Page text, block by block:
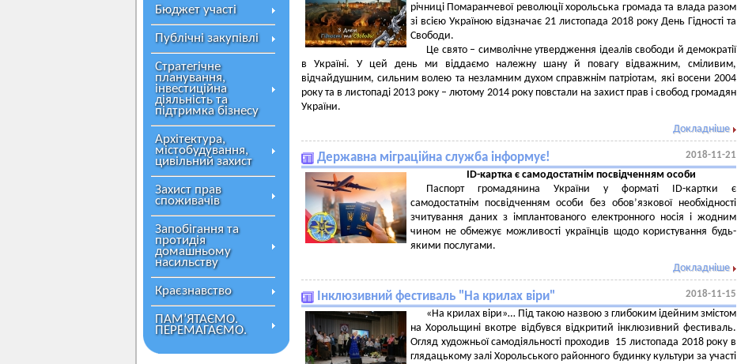
Бюджет участі
Публічні закупівлі
Стратегічне
планування,
інвестиційна
діяльність та
підтримка бізнесу
Архітектура,
містобудування,
цивільний захист
Захист прав
споживачів
Запобігання та
протидія
домашньому
насильству
Краєзнавство
ПАМ’ЯТАЄМО.
ПЕРЕМАГАЄМО.
річниці Помаранчевої революції хорольська громада та влада разом
зі всією Україною відзначає 21 листопада 2018 року День Гідності та
Свободи.
Це свято – символічне утвердження ідеалів свободи й демократії
в Україні. У цей день ми віддаємо належну шану й повагу відважним, сміливим,
відчайдушним, сильним волею та незламним духом справжнім патріотам, які восени 2004
року та в листопаді 2013 року – лютому 2014 року повстали на захист прав і свобод громадян
України.
Докладніше
Державна міграційна служба інформує! 2018-11-21
ID-картка є самодостатнім посвідченням особи
Паспорт громадянина України у форматі ID-картки є
самодостатнім посвідченням особи без обов’язкової необхідності
зчитування даних з імплантованого електронного носія і жодним
чином не обмежує можливості українців щодо користування будь-
якими послугами.
Докладніше
Інклюзивний фестиваль "На крилах віри" 2018-11-15
«На крилах віри»… Під такою назвою з глибоким ідейним змістом
на Хорольщині вкотре відбувся відкритий інклюзивний фестиваль.
Огляд художньої самодіяльності проходив 15 листопада 2018 року в
глядацькому залі Хорольського районного будинку культури за участі